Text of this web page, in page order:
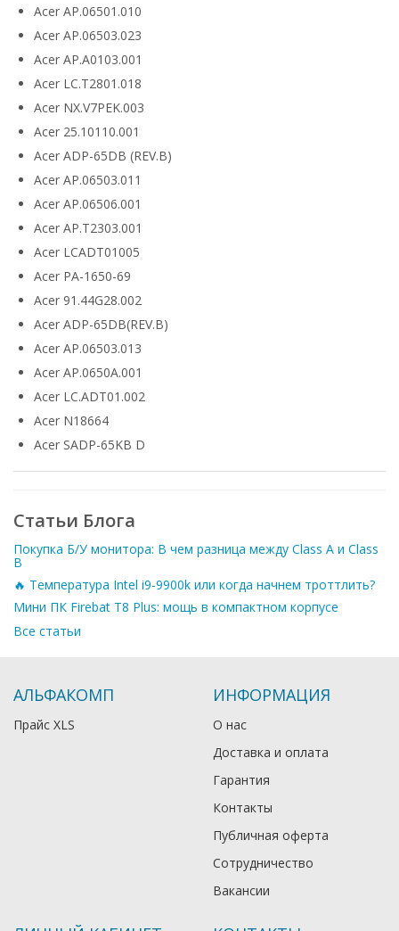
Acer AP.06501.010
Acer AP.06503.023
Acer AP.A0103.001
Acer LC.T2801.018
Acer NX.V7PEK.003
Acer 25.10110.001
Acer ADP-65DB (REV.B)
Acer AP.06503.011
Acer AP.06506.001
Acer AP.T2303.001
Acer LCADT01005
Acer PA-1650-69
Acer 91.44G28.002
Acer ADP-65DB(REV.B)
Acer AP.06503.013
Acer AP.0650A.001
Acer LC.ADT01.002
Acer N18664
Acer SADP-65KB D
Статьи Блога
Покупка Б/У монитора: В чем разница между Class A и Class
B
🔥 Температура Intel i9-9900k или когда начнем троттлить?
Мини ПК Firebat T8 Plus: мощь в компактном корпусе
Все статьи
АЛЬФАКОМП
Прайс XLS
ИНФОРМАЦИЯ
О нас
Доставка и оплата
Гарантия
Контакты
Публичная оферта
Сотрудничество
Вакансии